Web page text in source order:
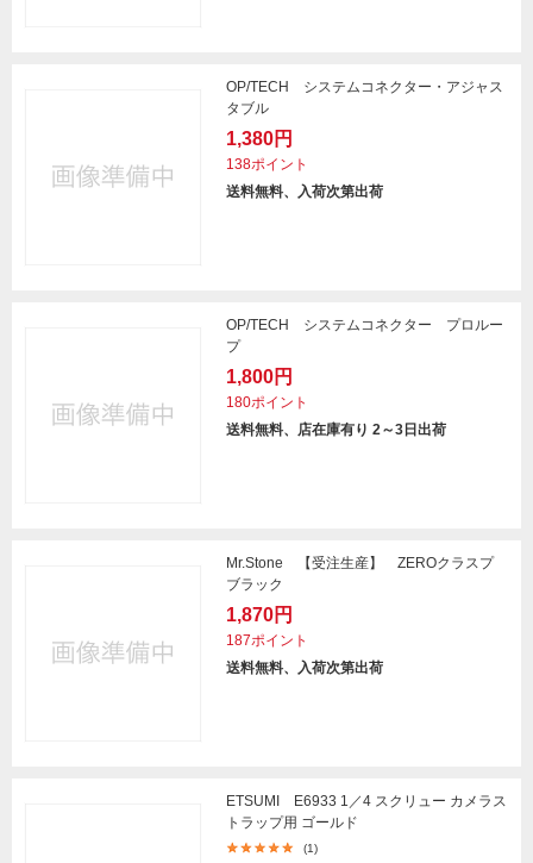
OP/TECH システムコネクター・アジャス
タブル
1,380円
138ポイント
送料無料、入荷次第出荷
OP/TECH システムコネクター プロルー
プ
1,800円
180ポイント
送料無料、店在庫有り 2～3日出荷
Mr.Stone 【受注生産】 ZEROクラスプ
ブラック
1,870円
187ポイント
送料無料、入荷次第出荷
ETSUMI E6933 1／4 スクリュー カメラス
トラップ用 ゴールド
(1)